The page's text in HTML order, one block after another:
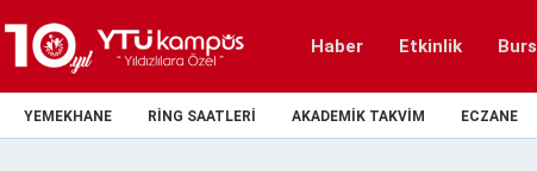
Haber Etkinlik Burs
YEMEKHANE RING SAATLERI AKADEMIK TAKVIM ECZANE